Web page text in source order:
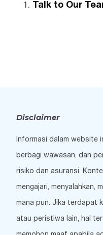
Talk to Our
Disclaimer
Informasi dalam website
berbagi wawasan, dan
risiko dan asuransi.
mengajari, menyalahkan,
mana pun. Jika terdapat
atau peristiwa lain, hal